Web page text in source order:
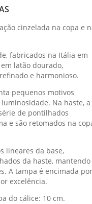
cinzelada na copa e
fabricados na Itália em
latão dourado,
e harmonioso.
pequenos motivos
Na haste, a
de pontilhados
e são retomados na
lineares da base,
da haste, mantendo
A tampa é encimada por
excelência.
do cálice: 10 cm.